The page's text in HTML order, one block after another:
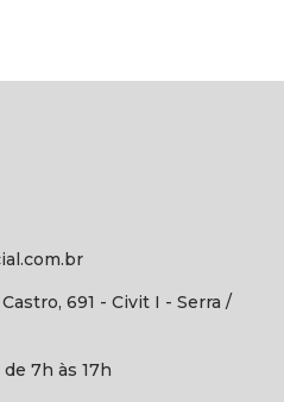
691 - Civit I - Serra /
7h às 17h